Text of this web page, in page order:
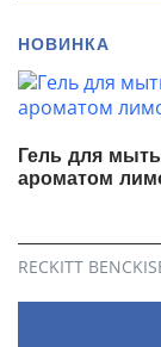
НОВИНКА
Гель для
ароматом
RECKITT